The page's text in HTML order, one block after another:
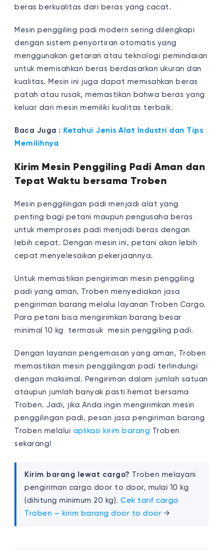
beras berkualitas dari beras yang cacat.
Mesin penggiling padi modern sering dilengkapi
dengan sistem penyortiran otomatis yang
menggunakan getaran atau teknologi pemindaian
untuk memisahkan beras berdasarkan ukuran dan
kualitas. Mesin ini juga dapat memisahkan beras
patah atau rusak, memastikan bahwa beras yang
keluar dari mesin memiliki kualitas terbaik.
Baca Juga : Ketahui Jenis Alat Industri dan Tips
Memilihnya
Kirim Mesin Penggiling Padi Aman dan
Tepat Waktu bersama Troben
Mesin penggilingan padi menjadi alat yang
penting bagi petani maupun pengusaha beras
untuk memproses padi menjadi beras dengan
lebih cepat. Dengan mesin ini, petani akan lebih
cepat menyelesaikan pekerjaannya.
Untuk memastikan pengiriman mesin penggiling
padi yang aman, Troben menyediakan jasa
pengiriman barang melalui layanan Troben Cargo.
Para petani bisa mengirimkan barang besar
minimal 10 kg termasuk mesin penggiling padi.
Dengan layanan pengemasan yang aman, Troben
memastikan mesin penggilingan padi terlindungi
dengan maksimal. Pengiriman dalam jumlah satuan
ataupun jumlah banyak pasti hemat bersama
Troben. Jadi, jika Anda ingin mengirimkan mesin
penggilingan padi, pesan jasa pengiriman barang
Troben melalui aplikasi kirim barang Troben
sekarang!
Kirim barang lewat cargo? Troben melayani
pengiriman cargo door to door, mulai 10 kg
(dihitung minimum 20 kg).Cek tarif cargo
Troben — kirim barang door to door →